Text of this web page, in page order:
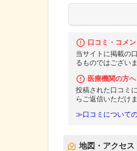
口コミ・コメ
当サイトに掲載の
るものではござい
医療機関の方へ
投稿された口コミ
らご返信いただけま
≫口コミについて
地図・アクセス